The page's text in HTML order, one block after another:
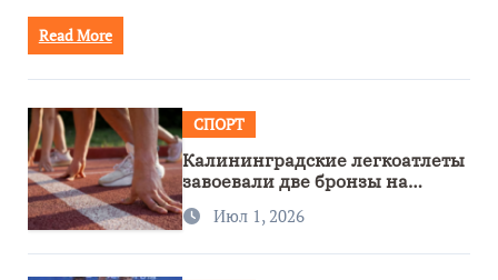
Read More
СПОРТ
Калининградские легкоатлеты
завоевали две бронзы на
первенстве России
Июл 1, 2026